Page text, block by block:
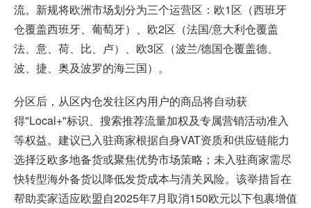
流。新规将欧洲市场划分为三个运营区：欧1区（西班牙
仓覆盖西班牙、葡萄牙）、欧2区（法国/意大利仓覆盖
法、意、荷、比、卢）、欧3区（波兰/德国仓覆盖德、
波、捷、奥及波罗的海三国）。
分区后，从区内仓发往区内用户的商品将自动获
得"Local+"标识、搜索推荐流量加权及专属营销活动准入
等权益。建议已入驻商家根据自身VAT资质和供应链能力
选择泛欧多地备货或聚焦优势市场策略；未入驻商家需尽
快转型海外备货以降低发货成本与清关风险。该举措旨在
帮助卖家适应欧盟自2025年7月取消150欧元以下包裹增值